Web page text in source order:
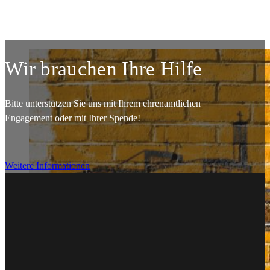
Wir brauchen Ihre Hilfe
Bitte unterstützen Sie uns mit Ihrem ehrenamtlichen
Engagement oder mit Ihrer Spende!
Weitere Informationen